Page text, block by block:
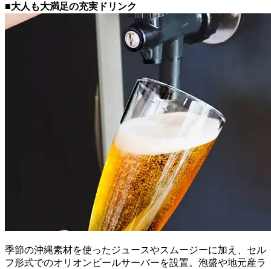
■大人も大満足の充実ドリンク
季節の沖縄素材を使ったジュースやスムージーに加え、セル
フ形式でのオリオンビールサーバーを設置。泡盛や地元産ラ